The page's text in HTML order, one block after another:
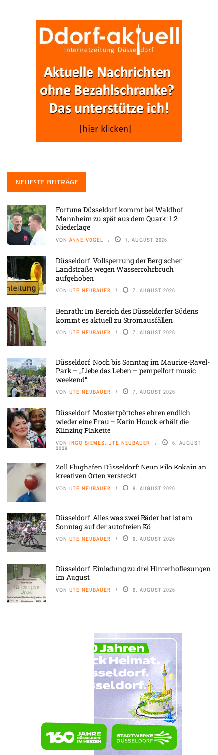
NEUESTE BEITRÄGE
Fortuna Düsseldorf kommt bei Waldhof
Mannheim zu spät aus dem Quark: 1:2
Niederlage
VON ANNE VOGEL 7. AUGUST 2026
Düsseldorf: Vollsperrung der Bergischen
Landstraße wegen Wasserrohrbruch
aufgehoben
VON UTE NEUBAUER 7. AUGUST 2026
Benrath: Im Bereich des Düsseldorfer Südens
kommt es aktuell zu Stromausfällen
VON UTE NEUBAUER 7. AUGUST 2026
Düsseldorf: Noch bis Sonntag im Maurice-Ravel-
Park – „Liebe das Leben – pempelfort music
weekend“
VON UTE NEUBAUER 7. AUGUST 2026
Düsseldorf: Mostertpöttches ehren endlich
wieder eine Frau – Karin Houck erhält die
Klinzing Plakette
VON INGO SIEMES, UTE NEUBAUER 6. AUGUST
2026
Zoll Flughafen Düsseldorf: Neun Kilo Kokain an
kreativen Orten versteckt
VON UTE NEUBAUER 6. AUGUST 2026
Düsseldorf: Alles was zwei Räder hat ist am
Sonntag auf der autofreien Kö
VON UTE NEUBAUER 6. AUGUST 2026
Düsseldorf: Einladung zu drei Hinterhoflesungen
im August
VON UTE NEUBAUER 6. AUGUST 2026